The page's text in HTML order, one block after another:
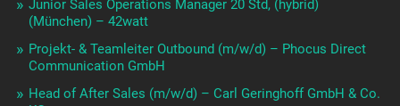
Junior Sales Operations Manager 20 Std, (hybrid)
(München) – 42watt
Projekt- & Teamleiter Outbound (m/w/d) – Phocus Direct
Communication GmbH
Head of After Sales (m/w/d) – Carl Geringhoff GmbH & Co.